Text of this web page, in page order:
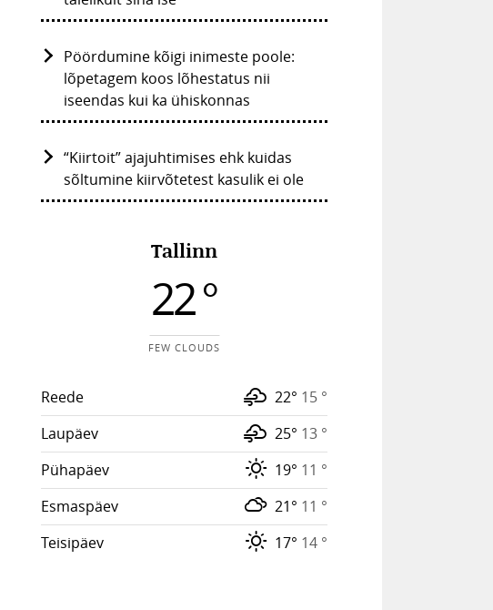
Pöördumine kõigi inimeste poole:
lõpetagem koos lõhestatus nii
iseendas kui ka ühiskonnas
“Kiirtoit” ajajuhtimises ehk kuidas
sõltumine kiirvõtetest kasulik ei ole
Tallinn
22 °
FEW CLOUDS
Reede 22° 15 °
Laupäev
25° 13 °
Pühapäev
19° 11 °
Esmaspäev
21° 11 °
Teisipäev
17° 14 °